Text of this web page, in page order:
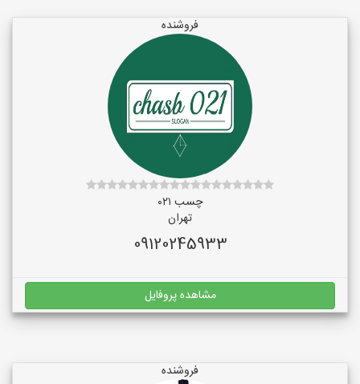
فروشنده
چسب ۰۲۱
تهران
09120245933
مشاهده پروفایل
فروشنده